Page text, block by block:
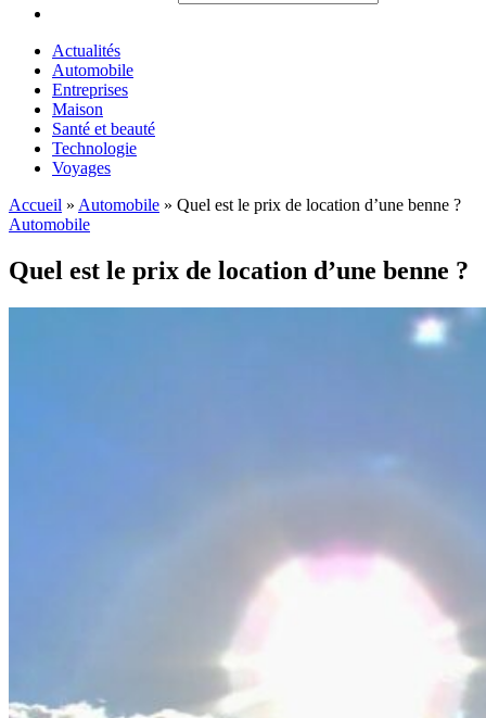
Actualités
Automobile
Entreprises
Maison
Santé et beauté
Technologie
Voyages
Accueil » Automobile » Quel est le prix de location d’une benne ?
Automobile
Quel est le prix de location d’une benne ?